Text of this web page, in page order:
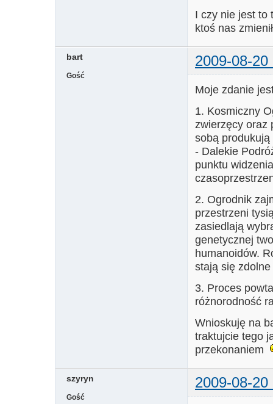
I czy nie jest to
ktoś nas
bart 2009-08-20
Gość
Moje zdanie
1. Kosmiczny
zwierzęcy oraz
sobą
- Dalekie
punktu
2. Ogrodnik
przestrzeni
zasiedlają
genetycznej
humanoidów.
stają się
3. Proces
różnorodność
Wnioskuję na
traktujcie tego
przekonaniem
szyryn 2009-08-20
Gość